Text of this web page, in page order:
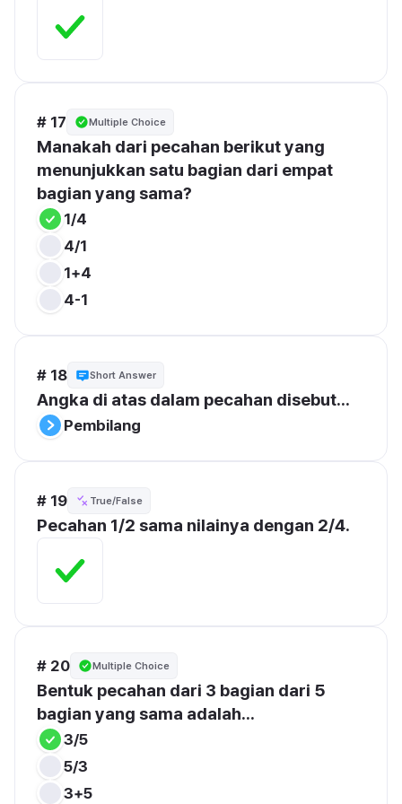
# 17 Multiple Choice
Manakah dari pecahan berikut yang
menunjukkan satu bagian dari empat
bagian yang sama?
1/4
4/1
1+4
4-1
# 18 Short Answer
Angka di atas dalam pecahan disebut...
Pembilang
# 19 True/False
Pecahan 1/2 sama nilainya dengan 2/4.
# 20 Multiple Choice
Bentuk pecahan dari 3 bagian dari 5
bagian yang sama adalah...
3/5
5/3
3+5